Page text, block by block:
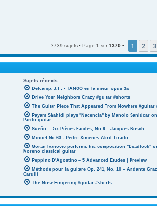
2739 sujets • Page 1 sur1370 • 1 2 3
Sujets récents
Delcamp. J.F: - TANGO en la mieur opus 3a
Drive Your Neighbors Crazy #guitar #shorts
The Guitar Piece That Appeared From Nowhere #guitar
Payam Shahidi plays "Nacencia" by Manolo Sanlúcar
Pardo guitar
Sueño – Dix Pièces Faciles, No.9 – Jacques Bosch
Minuet No.63 - Pedro Ximenes Abril Tirado
Goran Ivanovic performs his composition "Deadlock"
Moreno classical guitar
Peppino D'Agostino – 5 Advanced Etudes | Preview
Méthode pour la guitare Op. 241, No. 10 – Andante
Carulli
The Nose Fingering #guitar #shorts